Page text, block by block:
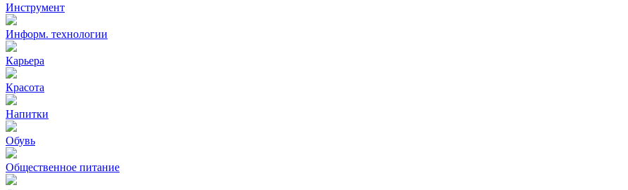
Инструмент
Информ. технологии
Карьера
Красота
Напитки
Обувь
Общественное питание